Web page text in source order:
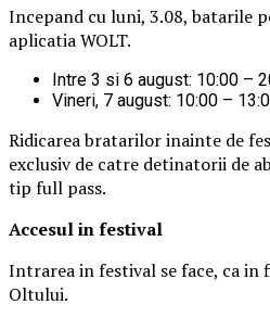
Incepand cu luni, 3.08, batarile
aplicatia WOLT.
Intre 3 si 6 august: 10:00 –
Vineri, 7 august: 10:00 –
Ridicarea bratarilor inainte de
exclusiv de catre detinatorii de
tip full pass.
Accesul in festival
Intrarea in festival se face, ca in
Oltului.